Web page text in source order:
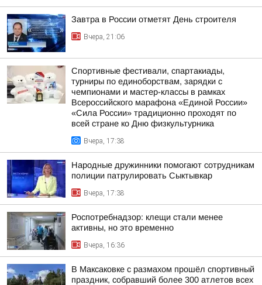
Завтра в России отметят День строителя
Вчера, 21:06
Спортивные фестивали, спартакиады,
турниры по единоборствам, зарядки с
чемпионами и мастер-классы в рамках
Всероссийского марафона «Единой России»
«Сила России» традиционно проходят по
всей стране ко Дню физкультурника
Вчера, 17:38
Народные дружинники помогают сотрудникам
полиции патрулировать Сыктывкар
Вчера, 17:38
Роспотребнадзор: клещи стали менее
активны, но это временно
Вчера, 16:36
В Максаковке с размахом прошёл спортивный
праздник, собравший более 300 атлетов всех